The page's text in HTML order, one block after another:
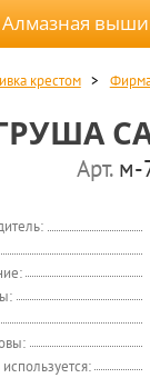
Алмазная
крестом >
Арт. м-